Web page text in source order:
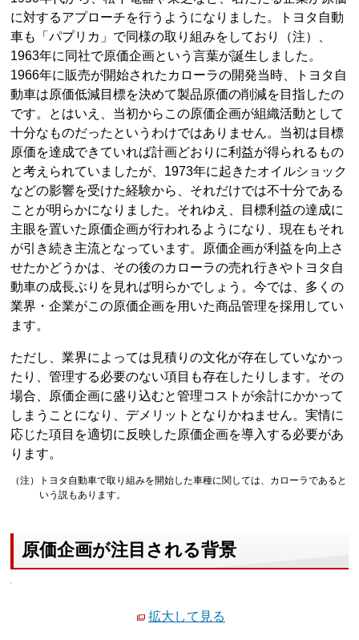
に対するアプローチを行うようになりました。トヨタ自動
車も「パプリカ」で同様の取り組みをしており（注）、
1963年に同社で原価企画という言葉が誕生しました。
1966年に販売が開始されたカローラの開発当時、トヨタ自
動車は原価低減目標を決めて製品原価の削減を目指したの
です。とはいえ、当初からこの原価企画が組織活動として
十分なものだったというわけではありません。当初は目標
原価を達成できていれば計画どおりに利益が得られるもの
と考えられていましたが、1973年に起きたオイルショック
などの影響を受けた経験から、それだけでは不十分である
ことが明らかになりました。それゆえ、目標利益の達成に
主眼を置いた原価企画が行われるようになり、現在もそれ
が引き続き主流となっています。原価企画が利益を向上さ
せたかどうかは、その後のカローラの売れ行きやトヨタ自
動車の成長ぶりを見れば明らかでしょう。今では、多くの
業界・企業がこの原価企画を用いた商品管理を採用してい
ます。
ただし、業界によっては見積りの文化が存在していなかっ
たり、管理する必要のない項目も存在したりします。その
場合、原価企画に盛り込むと管理コストが余計にかかって
しまうことになり、デメリットとなりかねません。実情に
応じた項目を適切に反映した原価企画を導入する必要があ
ります。
（注）トヨタ自動車で取り組みを開始した車種に関しては、カローラであると
いう説もあります。
原価企画が注目される背景
拡大して見る